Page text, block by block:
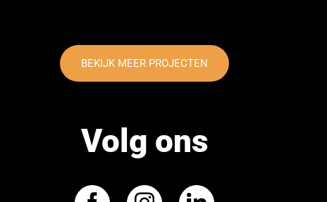
BEKIJK MEER PROJECTEN
Volg ons